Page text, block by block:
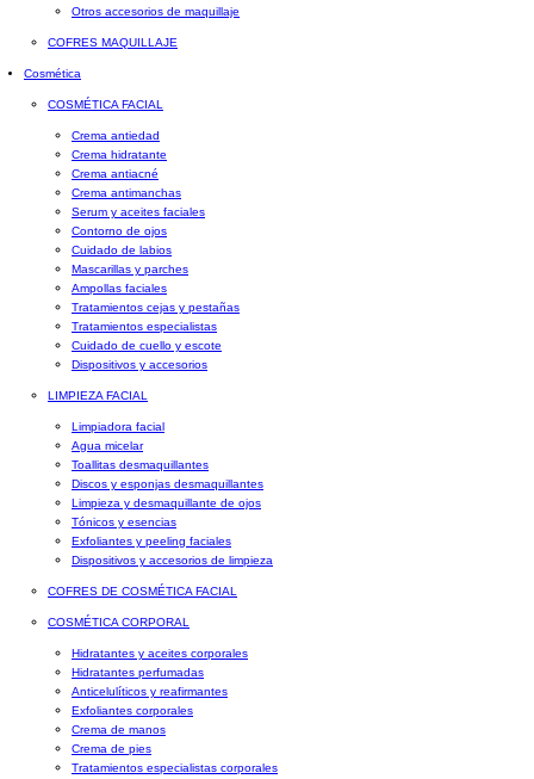
Otros accesorios de maquillaje
COFRES MAQUILLAJE
Cosmética
COSMÉTICA FACIAL
Crema antiedad
Crema hidratante
Crema antiacné
Crema antimanchas
Serum y aceites faciales
Contorno de ojos
Cuidado de labios
Mascarillas y parches
Ampollas faciales
Tratamientos cejas y pestañas
Tratamientos especialistas
Cuidado de cuello y escote
Dispositivos y accesorios
LIMPIEZA FACIAL
Limpiadora facial
Agua micelar
Toallitas desmaquillantes
Discos y esponjas desmaquillantes
Limpieza y desmaquillante de ojos
Tónicos y esencias
Exfoliantes y peeling faciales
Dispositivos y accesorios de limpieza
COFRES DE COSMÉTICA FACIAL
COSMÉTICA CORPORAL
Hidratantes y aceites corporales
Hidratantes perfumadas
Anticelulíticos y reafirmantes
Exfoliantes corporales
Crema de manos
Crema de pies
Tratamientos especialistas corporales